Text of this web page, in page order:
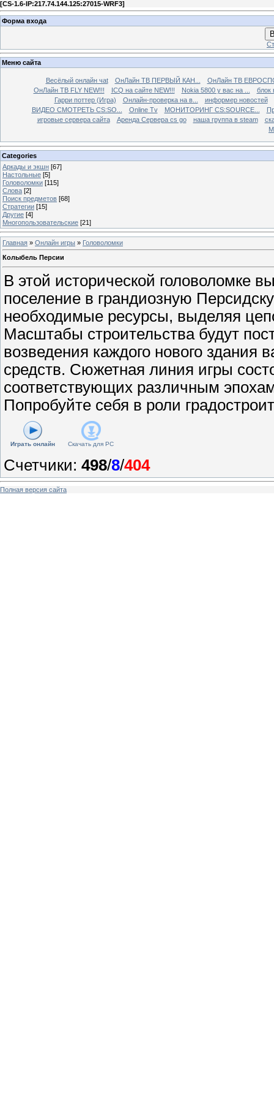
[CS-1.6-IP:217.74.144.125:27015-WRF3]
Форма входа
Меню сайта
Весёлый онлайн чаt ОнЛайн ТВ ПЕРВЫЙ КАН...
ОнЛайн ТВ
ОнЛайн ТВ FLY NEW!!!
ICQ на сайте NEW!!! Nokia 5800 у вас на ...
блок
Гарри поттер (Игра)
Онлайн-проверка на в...
информер новостей
ВИДЕО СМОТРЕТЬ CS:SO...
Online Tv МОНИТОРИНГ CS:SOURCE...
игровые сервера сайта
Аренда Сервера cs go наша группа в steam
Categories
Аркады и экшн [67]
Настольные [5]
Головоломки [115]
Слова [2]
Поиск предметов [68]
Стратегии [15]
Другие [4]
Многопользовательские [21]
Главная » Онлайн игры » Головоломки
Колыбель Персии
В этой исторической головоломке
поселение в грандиозную
необходимые ресурсы, выделяя
Масштабы строительства будут
возведения каждого нового здания
средств. Сюжетная линия игры
соответствующих различным
Попробуйте себя в роли
Играть онлайн Скачать для PC
Счетчики: 498/8/404
Полная версия сайта